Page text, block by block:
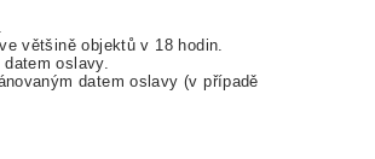
většině objektů v 18 hodin.
oslavy.
datem oslavy (v případě